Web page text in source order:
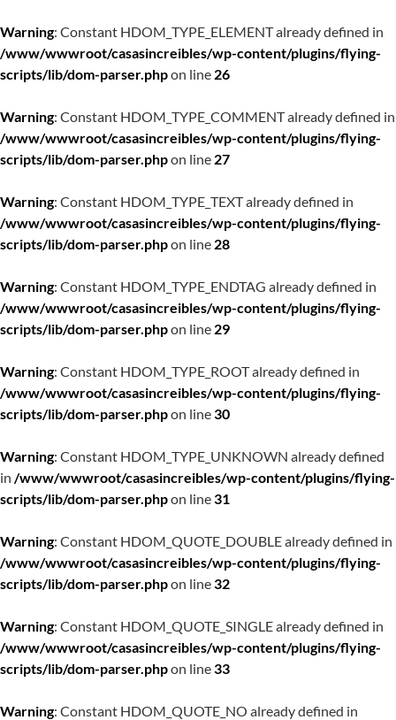
Warning: Constant HDOM_TYPE_ELEMENT already defined in
/www/wwwroot/casasincreibles/wp-content/plugins/flying-
scripts/lib/dom-parser.phpon line 26
Warning: Constant HDOM_TYPE_COMMENT already defined in
/www/wwwroot/casasincreibles/wp-content/plugins/flying-
scripts/lib/dom-parser.phpon line 27
Warning: Constant HDOM_TYPE_TEXT already defined in
/www/wwwroot/casasincreibles/wp-content/plugins/flying-
scripts/lib/dom-parser.phpon line 28
Warning: Constant HDOM_TYPE_ENDTAG already defined in
/www/wwwroot/casasincreibles/wp-content/plugins/flying-
scripts/lib/dom-parser.phpon line 29
Warning: Constant HDOM_TYPE_ROOT already defined in
/www/wwwroot/casasincreibles/wp-content/plugins/flying-
scripts/lib/dom-parser.phpon line30
Warning: Constant HDOM_TYPE_UNKNOWN already defined
in /www/wwwroot/casasincreibles/wp-content/plugins/flying-
scripts/lib/dom-parser.phpon line31
Warning: Constant HDOM_QUOTE_DOUBLE already defined in
/www/wwwroot/casasincreibles/wp-content/plugins/flying-
scripts/lib/dom-parser.phpon line32
Warning: Constant HDOM_QUOTE_SINGLE already defined in
/www/wwwroot/casasincreibles/wp-content/plugins/flying-
scripts/lib/dom-parser.phpon line33
Warning: Constant HDOM_QUOTE_NO already defined in